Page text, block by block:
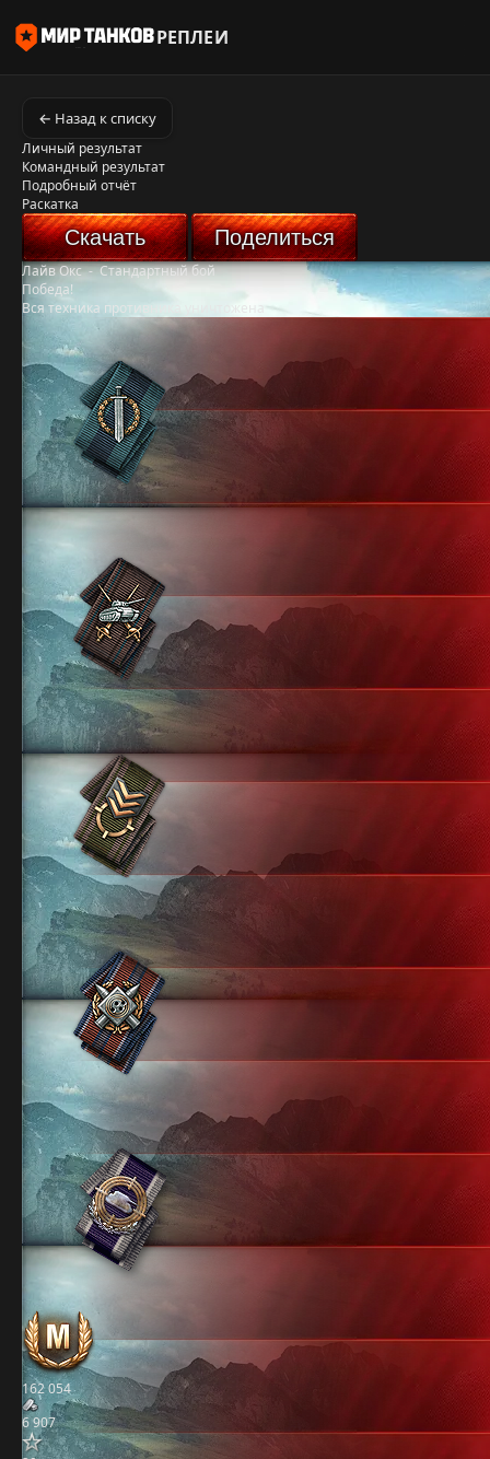
РЕПЛЕИ
← Назад к списку
Личный результат
Командный результат
Подробный отчёт
Раскатка
Скачать Поделиться
Лайв Окс-Стандартный бой
Победа!
Вся техника противника уничтожена
162 054
6 907